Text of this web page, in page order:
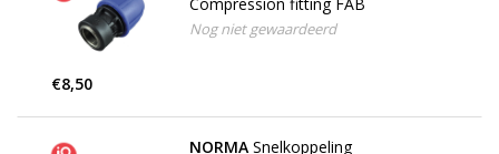
Nog niet gewaardeerd
€8,50
NORMA Snelkoppeling